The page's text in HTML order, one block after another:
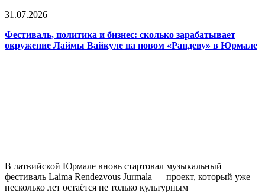
31.07.2026
Фестиваль, политика и бизнес: сколько зарабатывает
окружение Лаймы Вайкуле на новом «Рандеву» в Юрмале
В латвийской Юрмале вновь стартовал музыкальный
фестиваль Laima Rendezvous Jurmala — проект, который уже
несколько лет остаётся не только культурным